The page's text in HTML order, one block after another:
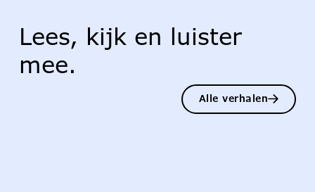
Lees, kijk en luister
mee.
Alle verhalen